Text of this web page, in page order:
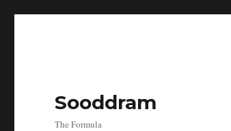
Sooddram
The Formula